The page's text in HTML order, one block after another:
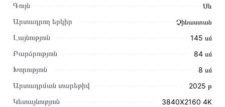
Գույն Սև
Արտադրող երկիր Չինաստան
Լայնություն 145 սմ
Բարձրություն 84 սմ
Խորություն 8 սմ
Արտադրման տարեթիվ 2025 թ
Կետայնություն 3840X2160 4K